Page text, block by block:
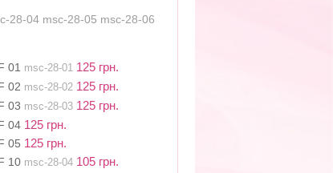
28-04 msc-28-05 msc-28-06
01 msc-28-01 125 грн.
02 msc-28-02 125 грн.
03 msc-28-03 125 грн.
04 125 грн.
05 125 грн.
10 msc-28-04 105 грн.